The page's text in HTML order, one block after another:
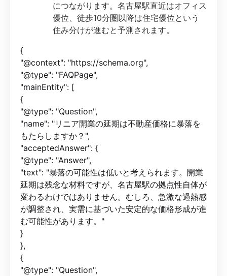
につながります。名古屋駅直近はオフィス
優位、徒歩10分圏以降は住宅優位という
住み分けが進むと予測されます。
{
"@context": "https://schema.org",
"@type": "FAQPage",
"mainEntity": [
{
"@type": "Question",
"name": "リニア開業の延期は不動産価格に暴落を
もたらしますか？",
"acceptedAnswer": {
"@type": "Answer",
"text": "暴落の可能性は低いと考えられます。開業
延期は残念な材料ですが、名古屋駅の拠点性自体が
変わるわけではありません。むしろ、急激な過熱感
が調整され、実需に基づいた安定的な価格形成が進
む可能性があります。"
}
},
{
"@type": "Question",